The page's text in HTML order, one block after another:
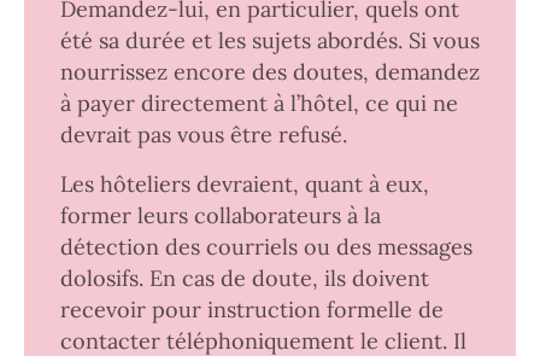
Demandez-lui, en particulier, quels ont
été sa durée et les sujets abordés. Si vous
nourrissez encore des doutes, demandez
à payer directement à l’hôtel, ce qui ne
devrait pas vous être refusé.
Les hôteliers devraient, quant à eux,
former leurs collaborateurs à la
détection des courriels ou des messages
dolosifs. En cas de doute, ils doivent
recevoir pour instruction formelle de
contacter téléphoniquement le client. Il